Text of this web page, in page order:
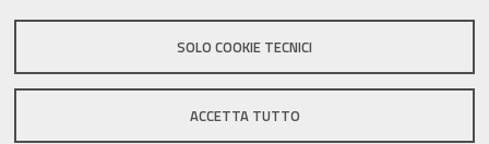
SOLO COOKIE TECNICI
ACCETTA TUTTO
Sito istituzionale Comune di Zola Predosa